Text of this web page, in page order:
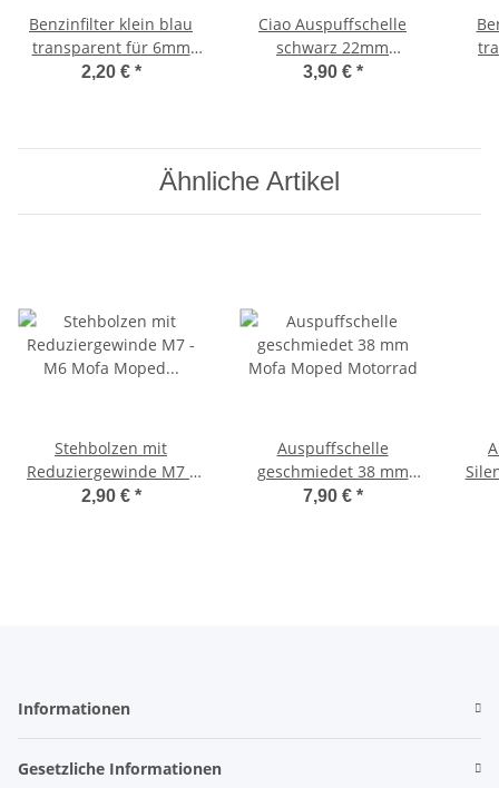
Benzinfilter klein blau
transparent für 6mm
Anschluss 31x20 mm
2,20 € *
Ciao Auspuffschelle
schwarz 22mm
Anschluß massive
3,90 € *
Ähnliche Artikel
Stehbolzen mit
Reduziergewinde M7 -
M6 Mofa Moped Einlaß
2,90 € *
Auspuffschelle
geschmiedet 38 mm
Mofa Moped Motorrad
7,90 € *
Informationen
Gesetzliche Informationen